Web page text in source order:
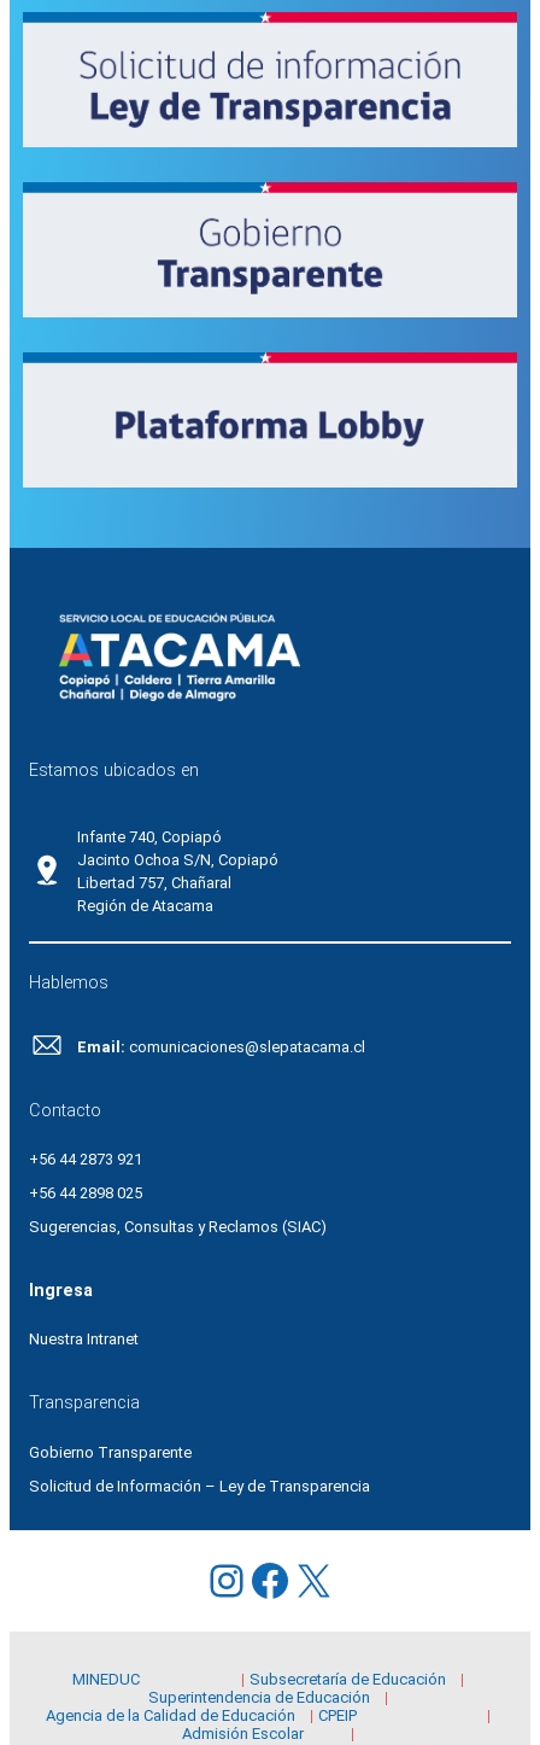
Estamos ubicados en
Infante 740, Copiapó
Jacinto Ochoa S/N, Copiapó
Libertad 757, Chañaral
Región de Atacama
Hablemos
Email: comunicaciones@slepatacama.cl
Contacto
+56 44 2873 921
+56 44 2898 025
Sugerencias, Consultas y Reclamos (SIAC)
Ingresa
Nuestra Intranet
Transparencia
Gobierno Transparente
Solicitud de Información – Ley de Transparencia
Instagram
Facebook
X
MINEDUC
Subsecretaría de Educación
Superintendencia de Educación
Agencia de la Calidad de Educación
CPEIP
Admisión Escolar